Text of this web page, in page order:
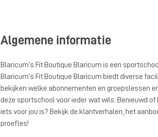
Algemene informatie
Blaricum’s Fit Boutique Blaricum is een
Blaricum’s Fit Boutique Blaricum biedt diverse
bekijken welke abonnementen en groepslessen
deze sportschool voor ieder wat wils. Benieuwd of
iets voor jou is? Bekijk de klantverhalen, het
proefles!